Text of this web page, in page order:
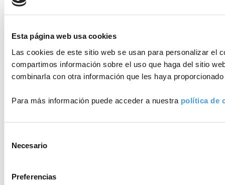
Esta página web usa cookies
Las cookies de este sitio web se usan para personalizar el
compartimos información sobre el uso que haga del sitio
combinarla con otra información que les haya
Para más información puede acceder a nuestra política de
Necesario
Preferencias